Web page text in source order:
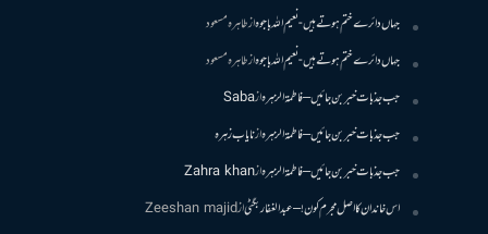
جہاں دائرے ختم ہوتے ہیں- نعیم اللہ باجوہازطاہرہ مسعود
جہاں دائرے ختم ہوتے ہیں- نعیم اللہ باجوہازطاہرہ مسعود
جب جذبات خبر بن جائیں – فاطمۃالزہرہازSaba
جب جذبات خبر بن جائیں – فاطمۃالزہرہازنایاب زہرہ
جب جذبات خبر بن جائیں – فاطمۃالزہرہازZahra khan
اس خاندان کا اصل مجرم کون! – عبدالغفار بگٹیازZeeshan majid